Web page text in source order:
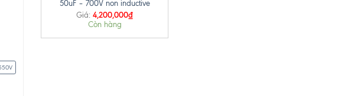
50uF – 700V non inductive
Giá: 4,200,000₫
Còn hàng